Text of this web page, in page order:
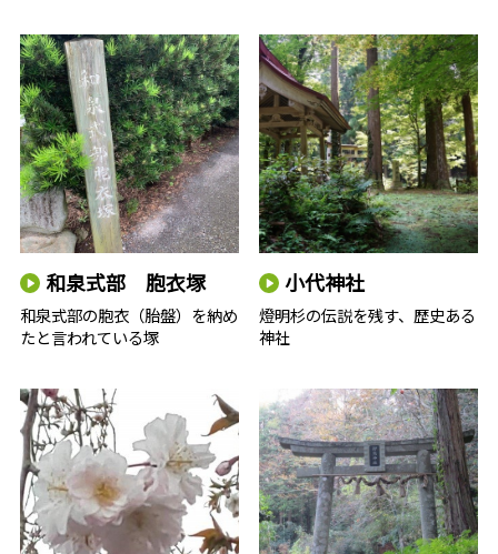
和泉式部 胞衣塚
和泉式部の胞衣（胎盤）を納め
たと言われている塚
小代神社
燈明杉の伝説を残す、歴史ある
神社